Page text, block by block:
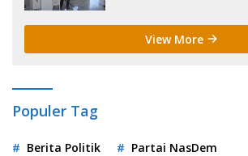
View More
Populer Tag
Berita Politik Partai NasDem